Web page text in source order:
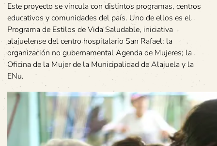
Este proyecto se vincula con distintos programas, centros
educativos y comunidades del país. Uno de ellos es el
Programa de Estilos de Vida Saludable, iniciativa
alajuelense del centro hospitalario San Rafael; la
organización no gubernamental Agenda de Mujeres; la
Oficina de la Mujer de la Municipalidad de Alajuela y la
ENu.